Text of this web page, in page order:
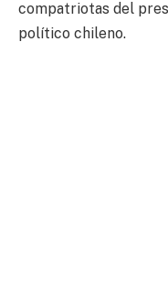
compatriotas del
político chileno.